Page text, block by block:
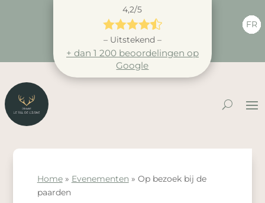
4,2/5

– Uitstekend –
+ dan 1 200 beoordelingen op
Google
FR
Home» Evenementen » Op bezoek bij de
paarden